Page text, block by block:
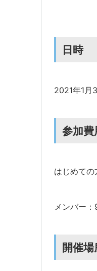
日時
2021年1月
参加費
はじめて
メンバー
開催場